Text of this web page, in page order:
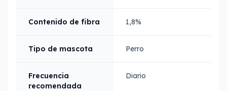
Contenido de fibra 1,8%
Tipo de mascota Perro
Frecuencia
recomendada
Diario